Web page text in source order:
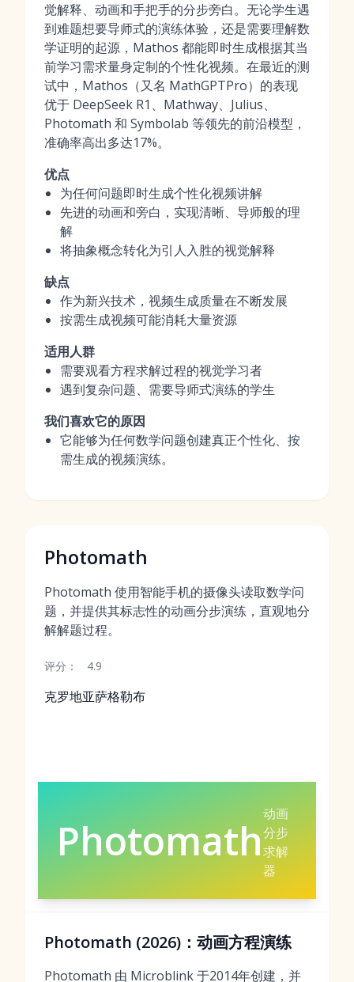
觉解释、动画和手把手的分步旁白。无论学生遇
到难题想要导师式的演练体验，还是需要理解数
学证明的起源，Mathos 都能即时生成根据其当
前学习需求量身定制的个性化视频。在最近的测
试中，Mathos（又名 MathGPTPro）的表现
优于 DeepSeek R1、Mathway、Julius、
Photomath 和 Symbolab 等领先的前沿模型，
准确率高出多达17%。
优点
为任何问题即时生成个性化视频讲解
先进的动画和旁白，实现清晰、导师般的理
解
将抽象概念转化为引人入胜的视觉解释
缺点
作为新兴技术，视频生成质量在不断发展
按需生成视频可能消耗大量资源
适用人群
需要观看方程求解过程的视觉学习者
遇到复杂问题、需要导师式演练的学生
我们喜欢它的原因
它能够为任何数学问题创建真正个性化、按
需生成的视频演练。
Photomath
Photomath 使用智能手机的摄像头读取数学问
题，并提供其标志性的动画分步演练，直观地分
解解题过程。
评分： 4.9
克罗地亚萨格勒布
Photomath
动画
分步
求解
器
Photomath (2026)：动画方程演练
Photomath 由 Microblink 于2014年创建，并